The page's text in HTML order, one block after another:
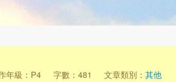
年級：P4 字數：481 文章類別： 其他